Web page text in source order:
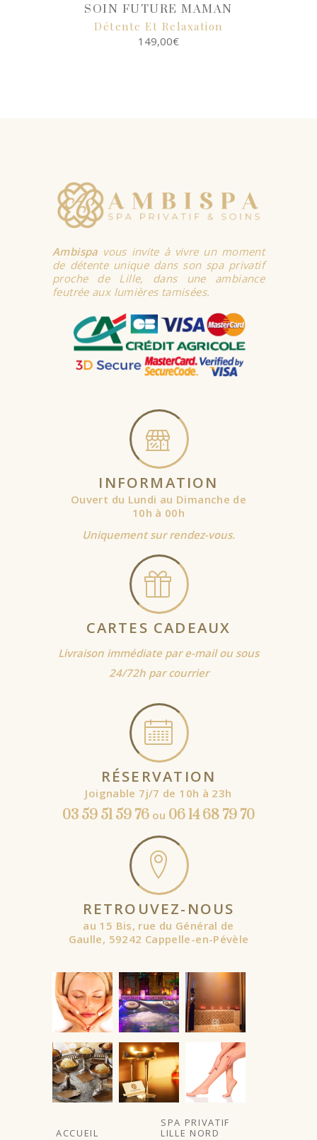
SOIN FUTURE MAMAN
Détente Et Relaxation
149,00€
Ambispa vous invite à vivre un moment
de détente unique dans son spa privatif
proche de Lille, dans une ambiance
feutrée aux lumières tamisées.
INFORMATION
Ouvert du Lundi au Dimanche de
10h à 00h
Uniquement sur rendez-vous.
CARTES CADEAUX
Livraison immédiate par e-mail ou sous
24/72h par courrier
RÉSERVATION
Joignable 7j/7 de 10h à 23h
03 59 51 59 76 ou 06 14 68 79 70
RETROUVEZ-NOUS
au 15 Bis, rue du Général de
Gaulle, 59242 Cappelle-en-Pévèle
À partir de
ACCUEIL
SPA PRIVATIF
LILLE NORD